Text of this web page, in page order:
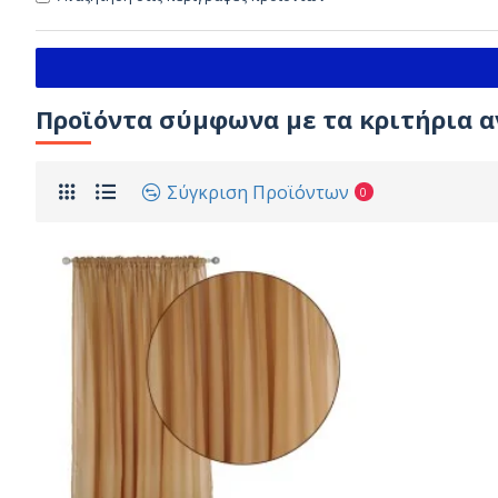
Προϊόντα σύμφωνα με τα κριτήρια
Σύγκριση Προϊόντων 0